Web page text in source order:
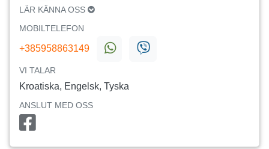
LÄR KÄNNA OSS
MOBILTELEFON
+385958863149
VI TALAR
Kroatiska, Engelsk, Tyska
ANSLUT MED OSS